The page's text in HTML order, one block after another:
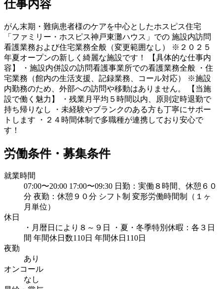
仕事内容
がん末期・難病患者様のケアを中心としたホスピス住宅
「ファミリー・ホスピス神戸東灘ハウス」での 施設内訪問
看護業務および住宅業務全般（変更範囲なし） ※２０２５
年夏オープンの新しく綺麗な施設です！ 【具体的な仕事内
容】 ・施設内併設の訪問看護事業所での看護業務全般 ・住
宅業務（館内の生活支援、記録業務、コール対応） ※施設
内勤務のため、外部への訪問や移動はありません。 【当施
設で働く魅力】 ・残業月平均５時間以内、原則定時退勤で
持ち帰りなし ・未経験やブランクのある方も丁寧にサポー
トします ・２４時間体制で多職種が連携しており安心で
す！
労働条件・募集条件
就業時間
07:00〜20:00 17:00〜09:30 日勤：実働８時間、休憩６０
分 夜勤：休憩９０分 シフト制 変形労働時間制（１ヶ
月単位）
休日
・月暦日により８～９日 ・夏・冬季特別休暇：各３日
間 年間休日数110日 年間休日110日
夜勤
あり
オンコール
なし